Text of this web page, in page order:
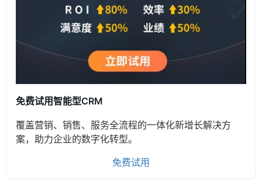
免费试用智能型CRM
覆盖营销、销售、服务全流程的一体化新增长解决方
案，助力企业的数字化转型。
免费试用